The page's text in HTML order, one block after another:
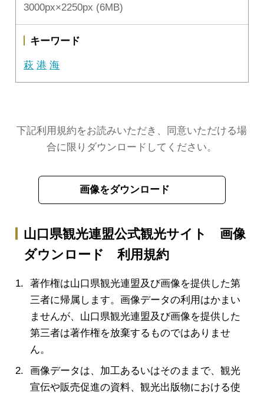
3000px×2250px (6MB)
キーワード
萩 港 海
下記利用規約をお読みいただき、同意いただける場
合に限りダウンロードしてください。
画像をダウンロード
山口県観光連盟公式観光サイト 画像
ダウンロード 利用規約
著作権は山口県観光連盟及び画像を提供した第
三者に帰属します。画像データの利用はかまい
ませんが、山口県観光連盟及び画像を提供した
第三者は著作権を放棄するものではありませ
ん。
画像データは、加工あるいはそのままで、観光
宣伝や販売促進の資料、観光出版物における使